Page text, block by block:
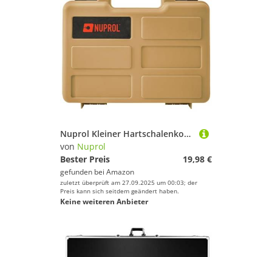
Nuprol Kleiner Hartschalenkoffer für Pistolen, 31 cm x 21 cm, Hellbraun
von Nuprol
Bester Preis
19,98 €
gefunden bei Amazon
zuletzt überprüft am 27.09.2025 um 00:03; der
Preis kann sich seitdem geändert haben.
Keine weiteren Anbieter